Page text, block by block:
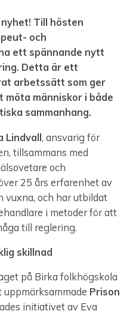
Till hösten
och
ett spännande nytt
Detta är ett
arbetssätt som ger
människor i både
sammanhang.
Lindvall, ansvarig för
tillsammans med
och
25 års erfarenhet av
vuxna, och har utbildat
i metoder för att
till reglering.
skillnad
på Birka folkhögskola
uppmärksammade Prison
initiativet av Eva